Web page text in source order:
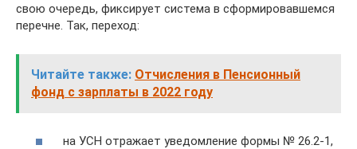
свою очередь, фиксирует система в сформировавшемся
перечне. Так, переход:
Читайте также: Отчисления в Пенсионный
фонд с зарплаты в 2022 году
на УСН отражает уведомление формы № 26.2-1,